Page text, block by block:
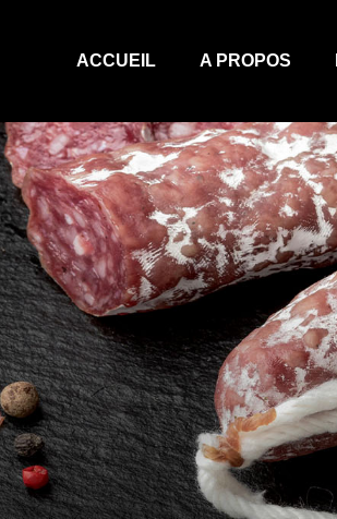
ACCUEIL A PROPOS